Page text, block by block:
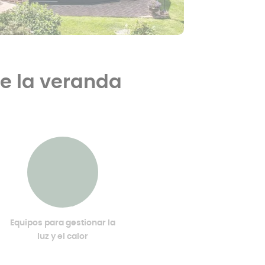
la veranda
Equipos para gestionar la
luz y el calor